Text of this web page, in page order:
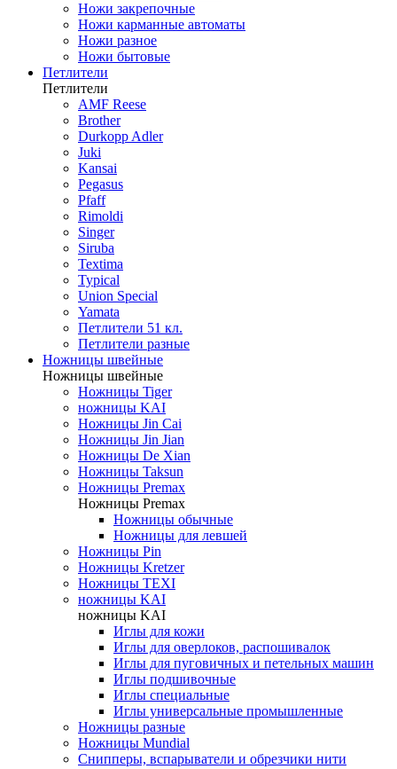
Ножи закрепочные
Ножи карманные автоматы
Ножи разное
Ножи бытовые
Петлители
Петлители
AMF Reese
Brother
Durkopp Adler
Juki
Kansai
Pegasus
Pfaff
Rimoldi
Singer
Siruba
Textima
Typical
Union Special
Yamata
Петлители 51 кл.
Петлители разные
Ножницы швейные
Ножницы швейные
Ножницы Tiger
ножницы KAI
Ножницы Jin Cai
Ножницы Jin Jian
Ножницы De Xian
Ножницы Taksun
Ножницы Premax
Ножницы Premax
Ножницы обычные
Ножницы для левшей
Ножницы Pin
Ножницы Kretzer
Ножницы TEXI
ножницы KAI
ножницы KAI
Иглы для кожи
Иглы для оверлоков, распошивалок
Иглы для пуговичных и петельных машин
Иглы подшивочные
Иглы специальные
Иглы универсальные промышленные
Ножницы разные
Ножницы Mundial
Снипперы, вспарыватели и обрезчики нити